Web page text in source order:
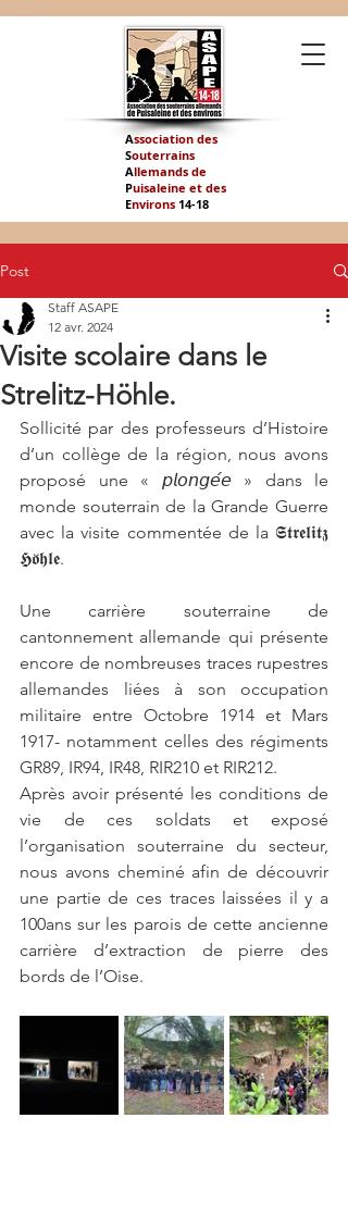
Association des
Souterrains
Allemands de
Puisaleine et des
Environs 14-18
Post
Visite scolaire dans le
Strelitz-Höhle.
Staff ASAPE
12 avr. 2024
Sollicité par des professeurs d’Histoire
d’un collège de la région, nous avons
proposé une « 𝘱𝘭𝘰𝘯𝘨𝘦́𝘦 » dans le
monde souterrain de la Grande Guerre
avec la visite commentée de la 𝕾𝖙𝖗𝖊𝖑𝖎𝖙𝖟
𝕳𝖔̈𝖍𝖑𝖊.
Une carrière souterraine de
cantonnement allemande qui présente
encore de nombreuses traces rupestres
allemandes liées à son occupation
militaire entre Octobre 1914 et Mars
1917- notamment celles des régiments
GR89, IR94, IR48, RIR210 et RIR212.
Après avoir présenté les conditions de
vie de ces soldats et exposé
l’organisation souterraine du secteur,
nous avons cheminé afin de découvrir
une partie de ces traces laissées il y a
100ans sur les parois de cette ancienne
carrière d’extraction de pierre des
bords de l’Oise.